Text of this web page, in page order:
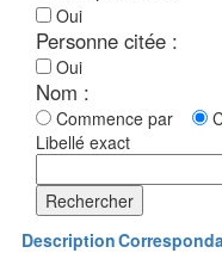
Oui
Personne citée :
Oui
Nom :
Commence par
Libellé exact
Rechercher
Description